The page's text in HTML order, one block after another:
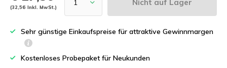
(32,56 Inkl. MwSt.)
Nicht auf Lager
Sehr günstige Einkaufspreise für attraktive Gewinnmargen
Kostenloses Probepaket für Neukunden